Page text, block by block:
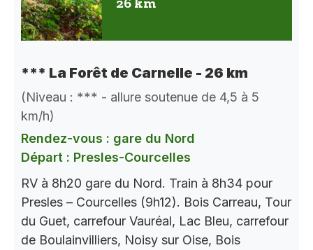
*** La Forêt de Carnelle - 26 km
(Niveau : *** - allure soutenue de 4,5 à 5
km/h)
Rendez-vous : gare du Nord
Départ : Presles-Courcelles
RV à 8h20 gare du Nord. Train à 8h34 pour
Presles – Courcelles (9h12). Bois Carreau, Tour
du Guet, carrefour Vauréal, Lac Bleu, carrefour
de Boulainvilliers, Noisy sur Oise, Bois